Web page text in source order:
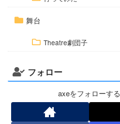
舞台
Theatre劇団子
フォロー
axeをフォローする